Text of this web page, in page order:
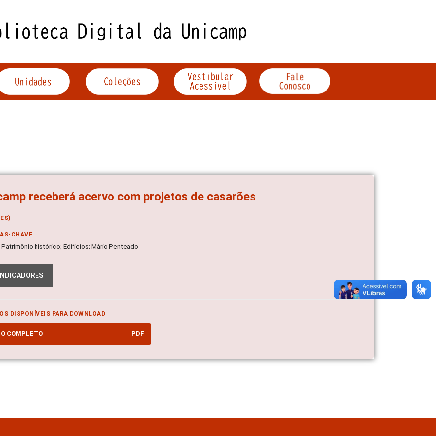
receberá acervo com projetos de casarões
CHAVE
Patrimônio histórico; Edifícios; Mário Penteado
INDICADORES
DISPONÍVEIS PARA DOWNLOAD
COMPLETO PDF